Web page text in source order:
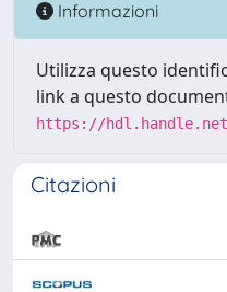
Informazioni
Utilizza questo
link a questo
https://hdl.handle.net/
Citazioni